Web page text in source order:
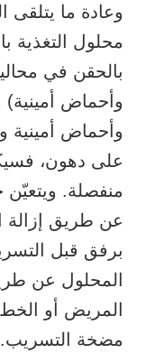
وعادة ما
محلول التغذية
وأحماض أمينية
على دهون،
منفصلة. ويتعيّن
عن طريق
برفق قبل
المحلول عن
المريض أو
مضخة التسريب.